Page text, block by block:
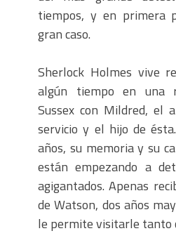
tiempos, y en primera
gran caso.
Sherlock Holmes vive
algún tiempo en una
Sussex con Mildred, el
servicio y el hijo de
años, su memoria y su
están empezando a
agigantados. Apenas
de Watson, dos años
le permite visitarle tanto